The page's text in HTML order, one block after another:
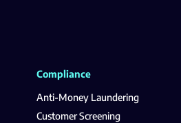
Compliance
Anti-Money Laundering
Customer Screening